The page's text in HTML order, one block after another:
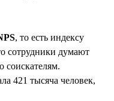
, то есть индексу
сотрудники думают
соискателям.
421 тысяча человек,